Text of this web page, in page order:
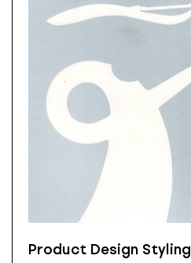
Product Design Styling